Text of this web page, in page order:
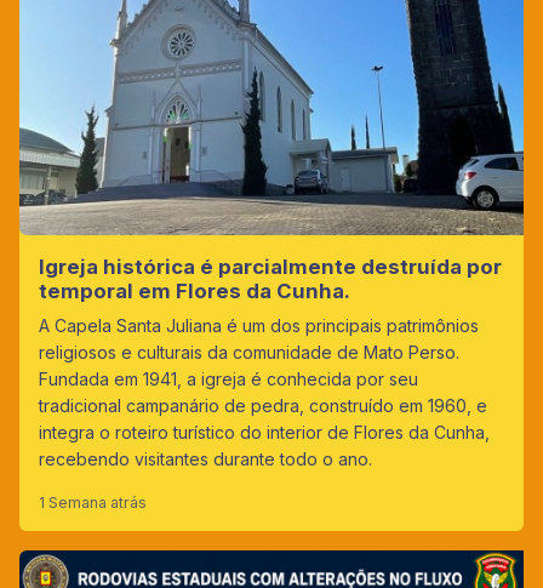
Igreja histórica é parcialmente destruída por
temporal em Flores da Cunha.
A Capela Santa Juliana é um dos principais patrimônios
religiosos e culturais da comunidade de Mato Perso.
Fundada em 1941, a igreja é conhecida por seu
tradicional campanário de pedra, construído em 1960, e
integra o roteiro turístico do interior de Flores da Cunha,
recebendo visitantes durante todo o ano.
1 Semana atrás